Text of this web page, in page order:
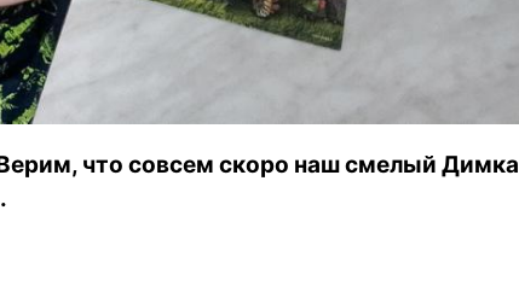
что совсем скоро наш смелый Димка